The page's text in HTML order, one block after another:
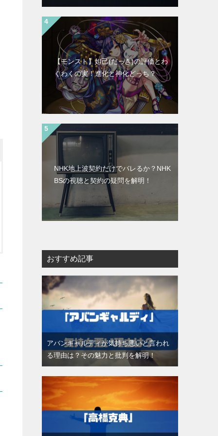
【モンスト】妲己(だっき)の評価とわ
くわくの実！進化と神化どっち？
NHK地上波契約だけでバレるか？NHK
BSの視聴と契約の疑問を解明！
おすすめ記事
アバンギャルディが気持ち悪いと言われ
る理由は？その魅力と批判を解明！